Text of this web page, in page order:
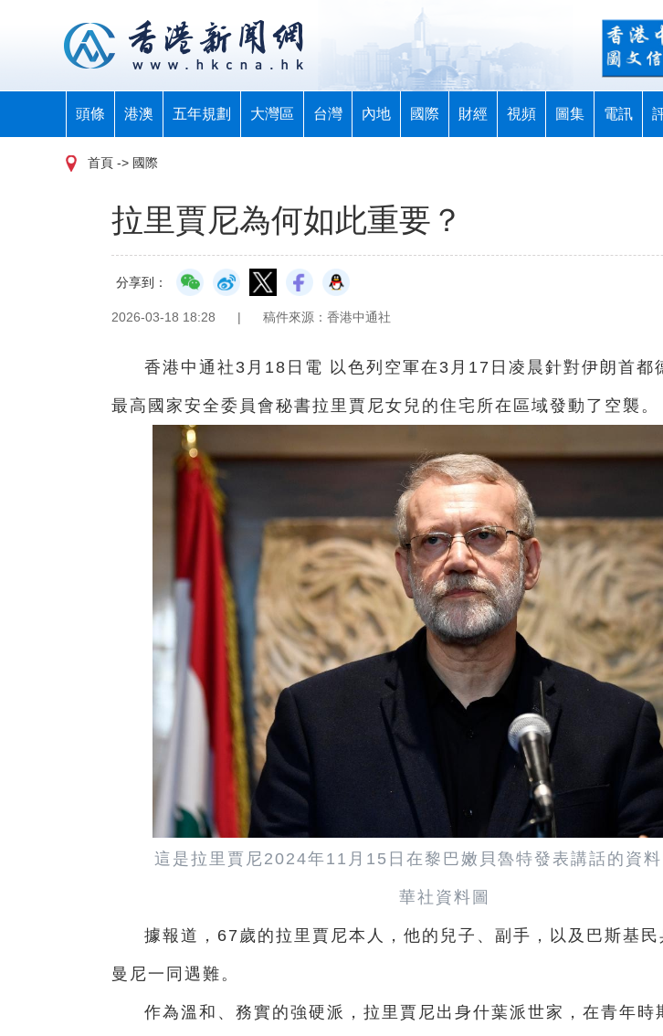
頭條 港澳 五年規劃 大灣區 台灣 內地 國際 財經 視頻 圖集 電訊
首頁 -> 國際
拉里賈尼為何如此重要？
分享到：
2026-03-18 18:28 | 稿件來源：香港中通社
香港中通社3月18日電 以色列空軍在3月17日凌晨針對伊朗首都
最高國家安全委員會秘書拉里賈尼女兒的住宅所在區域發動了空襲。
這是拉里賈尼2024年11月15日在黎巴嫩貝魯特發表講話的資
華社資料圖
據報道，67歲的拉里賈尼本人，他的兒子、副手，以及巴斯基
曼尼一同遇難。
作為溫和、務實的強硬派，拉里賈尼出身什葉派世家，在青年時